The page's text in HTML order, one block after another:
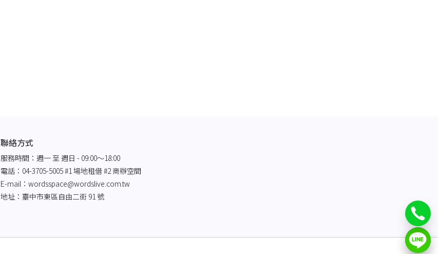
聯絡方式
服務時間：週一 至 週日 - 09:00～18:00
電話：04-3705-5005 #1 場地租借 #2 商辦空間
E-mail： wordsspace@wordslive.com.tw
地址：臺中市東區自由二街 91 號